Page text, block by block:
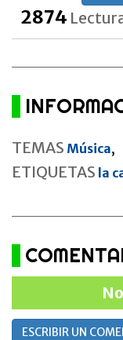
2874
TEMAS Música,
ETIQUETAS la
ESCRIBIR UN